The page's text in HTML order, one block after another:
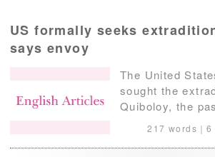
US formally seeks
says envoy
The United
sought the
Quiboloy, the
217 words｜6